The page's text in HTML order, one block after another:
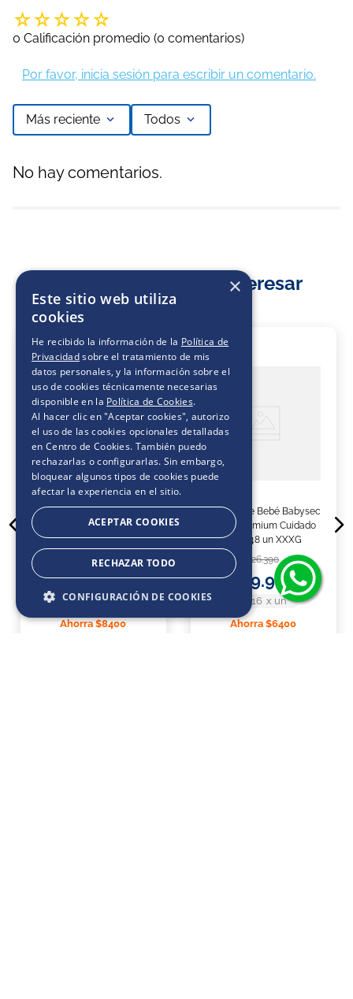
☆☆☆☆☆
0 Calificación promedio (0 comentarios)
Por favor, inicia sesión para escribir un comentario.
Más reciente Todos
No hay comentarios.
También Te Podría Interesar
20 %
Pañales de Bebé Babysec
Super Premium Cuidado
Total 108 un XXXG
990
$33.590
$311 xun
Ahorra$8400
24 %
Pañales de Bebé Babysec
Super Premium Cuidado
Total 48 un XXXG
26.390
$ 19.990
$416 x un
Ahorra $6400
×
Este sitio web utiliza
cookies
He recibido la información de la Política de
Privacidadsobre el tratamiento de mis
datos personales, y la información sobre el
uso de cookies técnicamente necesarias
disponible en la Política de Cookies.
Al hacer clic en "Aceptar cookies", autorizo
el uso de las cookies opcionales detalladas
en Centro de Cookies. También puedo
rechazarlas o configurarlas. Sin embargo,
bloquear algunos tipos de cookies puede
afectar la experiencia en el sitio.
ACEPTAR COOKIES
RECHAZAR TODO
CONFIGURACIÓN DE COOKIES